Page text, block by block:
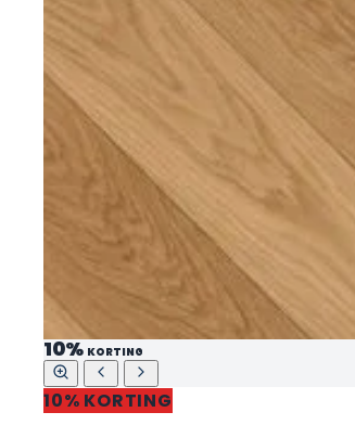
10% KORTING
10% KORTING